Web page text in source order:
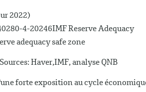
2022)
4-20246IMF Reserve Adequacy
adequacy safe zone
Sources: Haver,IMF, analyse QNB
forte exposition au cycle